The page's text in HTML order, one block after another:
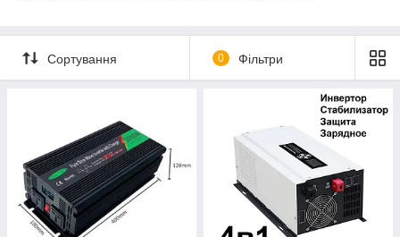
Сортування 0 Фільтри